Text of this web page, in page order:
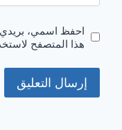
احفظ اسمي، بريدي
هذا المتصفح